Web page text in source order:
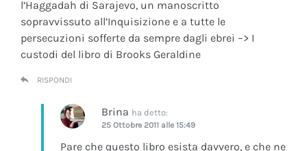
l’Haggadah di Sarajevo, un manoscritto
sopravvissuto all’Inquisizione e a tutte le
persecuzioni sofferte da sempre dagli ebrei –> I
custodi del libro di Brooks Geraldine
RISPONDI
Brina ha detto:
25 Ottobre 2011 alle 15:49
Pare che questo libro esista davvero, e che ne